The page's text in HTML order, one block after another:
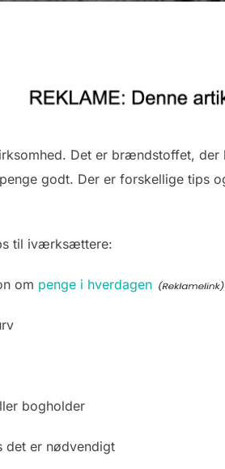
Det er brændstoffet,
godt. Der er forskellige tips
til iværksættere:
om penge i hverdagen
bogholder
det er nødvendigt